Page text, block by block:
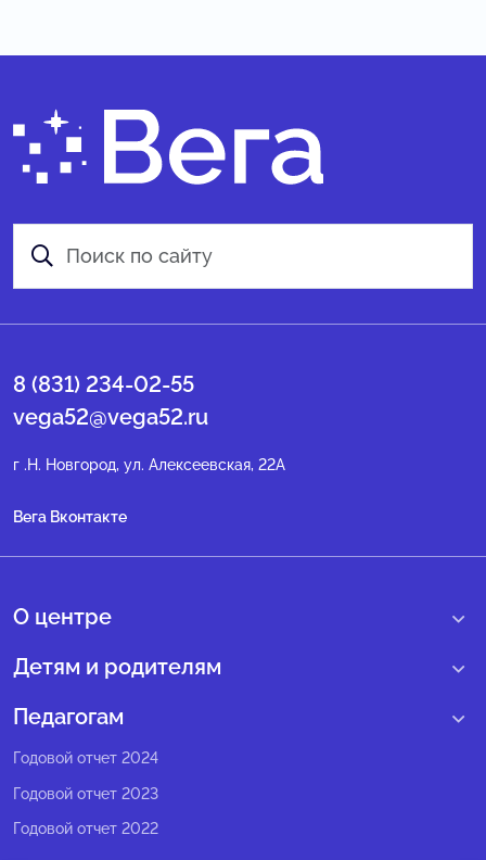
8 (831) 234-02-55
vega52@vega52.ru
г .Н. Новгород, ул. Алексеевская, 22А
Вега Вконтакте
О центре
О нас
Структура регионального центра
Педагогический состав
Попечительский совет
Экспертный совет
Детям и родителям
Учебные интенсивные сборы
Педагогам
Программы Веги
Программы Сириус
Методические рекомендации
Годовой отчет 2024
Годовой отчет 2023
Годовой отчет 2022